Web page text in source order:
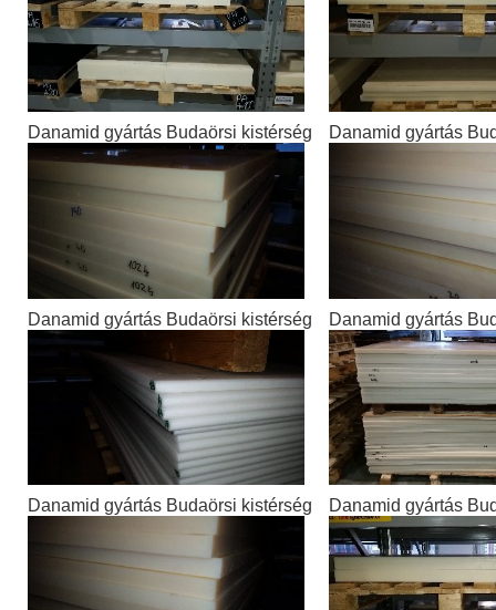
Danamid gyártás Budaörsi kistérség Danamid gyártás
Danamid gyártás Budaörsi kistérség Danamid gyártás
Danamid gyártás Budaörsi kistérség Danamid gyártás